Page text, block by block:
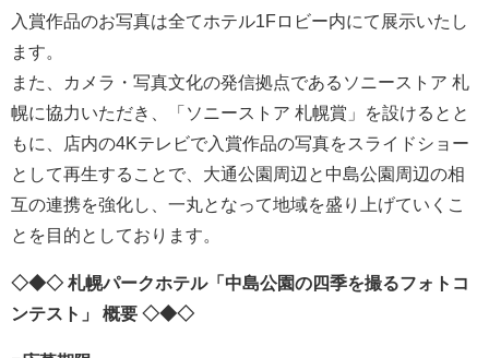
入賞作品のお写真は全てホテル1Fロビー内にて展示いたし
ます。
また、カメラ・写真文化の発信拠点であるソニーストア 札
幌に協力いただき、「ソニーストア 札幌賞」を設けるとと
もに、店内の4Kテレビで入賞作品の写真をスライドショー
として再生することで、大通公園周辺と中島公園周辺の相
互の連携を強化し、一丸となって地域を盛り上げていくこ
とを目的としております。
◇◆◇ 札幌パークホテル「中島公園の四季を撮るフォトコ
ンテスト」 概要 ◇◆◇